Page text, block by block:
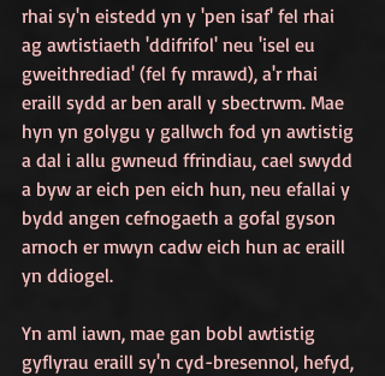
rhai sy'n eistedd yn y 'pen isaf' fel rhai
ag awtistiaeth 'ddifrifol' neu 'isel eu
gweithrediad' (fel fy mrawd), a'r rhai
eraill sydd ar ben arall y sbectrwm. Mae
hyn yn golygu y gallwch fod yn awtistig
a dal i allu gwneud ffrindiau, cael swydd
a byw ar eich pen eich hun, neu efallai y
bydd angen cefnogaeth a gofal gyson
arnoch er mwyn cadw eich hun ac eraill
yn ddiogel.
Yn aml iawn, mae gan bobl awtistig
gyflyrau eraill sy'n cyd-bresennol, hefyd,